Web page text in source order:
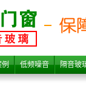
例 低频噪音 隔音玻